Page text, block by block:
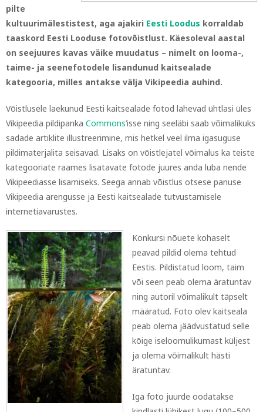
pilte
kultuurimälestistest, aga ajakiri Eesti Loodus korraldab
taaskord Eesti Looduse fotovõistlust. Käesoleval aastal
on seejuures kavas väike muudatus – nimelt on looma-,
taime- ja seenefotodele lisandunud kaitsealade
kategooria, milles antakse välja Vikipeedia auhind.
Võistlusele laekunud Eesti kaitsealade fotod lähevad ühtlasi üles
Vikipeedia pildipanka Commons’isse ning seeläbi saab võimalikuks
sadade artiklite illustreerimine, mis hetkel veel ilma igasuguse
pildimaterjalita seisavad. Lisaks on võistlejatel võimalus ka teiste
kategooriate raames lisatavate fotode juures anda luba nende
Vikipeediasse lisamiseks. Seega annab võistlus otsese panuse
Vikipeedia arengusse ja Eesti kaitsealade tutvustamisele
internetiavarustes.
Konkursi nõuete kohaselt
peavad pildid olema tehtud
Eestis. Pildistatud loom, taim
või seen peab olema äratuntav
ning autoril võimalikult täpselt
määratud. Foto olev kaitseala
peab olema jäädvustatud selle
kõige iseloomulikumast küljest
ja olema võimalikult hästi
äratuntav.
Iga foto juurde oodatakse